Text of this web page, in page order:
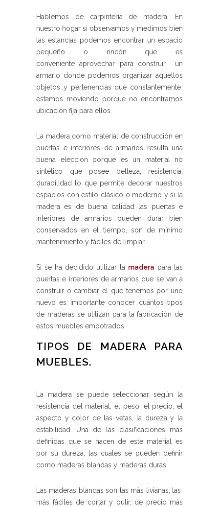
Hablemos de carpintería de madera. En
nuestro hogar si observamos y medimos bien
las estancias podemos encontrar un espacio
pequeño o rincón que es
conveniente aprovechar para construir un
armario donde podemos organizar aquellos
objetos y pertenencias que constantemente
estamos moviendo porque no encontramos
ubicación fija para ellos.
La madera como material de construcción en
puertas e interiores de armarios resulta una
buena elección porque es un material no
sintético que posee belleza, resistencia,
durabilidad lo que permite decorar nuestros
espacios con estilo clásico o moderno y si la
madera es de buena calidad las puertas e
interiores de armarios pueden durar bien
conservados en el tiempo, son de mínimo
mantenimiento y fáciles de limpiar.
Si se ha decidido utilizar la madera para las
puertas e interiores de armarios que se van a
construir o cambiar el que tenemos por uno
nuevo es importante conocer cuántos tipos
de maderas se utilizan para la fabricación de
estos muebles empotrados.
TIPOS DE MADERA PARA
MUEBLES.
La madera se puede seleccionar según la
resistencia del material, el peso, el precio, el
aspecto y color de las vetas, la dureza y la
estabilidad. Una de las clasificaciones más
definidas que se hacen de este material es
por su dureza, las cuales se pueden definir
como maderas blandas y maderas duras.
Las maderas blandas son las más livianas, las
más fáciles de cortar y pulir, de precio más